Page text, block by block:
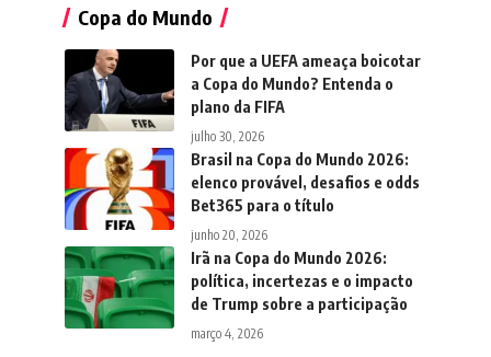
Copa do Mundo
Por que a UEFA ameaça boicotar
a Copa do Mundo? Entenda o
plano da FIFA
julho 30, 2026
Brasil na Copa do Mundo 2026:
elenco provável, desafios e odds
Bet365 para o título
junho 20, 2026
Irã na Copa do Mundo 2026:
política, incertezas e o impacto
de Trump sobre a participação
março 4, 2026